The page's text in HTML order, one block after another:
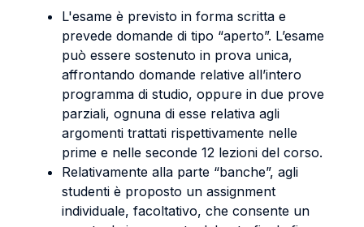
L'esame è previsto in forma scritta e
prevede domande di tipo “aperto”. L’esame
può essere sostenuto in prova unica,
affrontando domande relative all’intero
programma di studio, oppure in due prove
parziali, ognuna di esse relativa agli
argomenti trattati rispettivamente nelle
prime e nelle seconde 12 lezioni del corso.
Relativamente alla parte “banche”, agli
studenti è proposto un assignment
individuale, facoltativo, che consente un